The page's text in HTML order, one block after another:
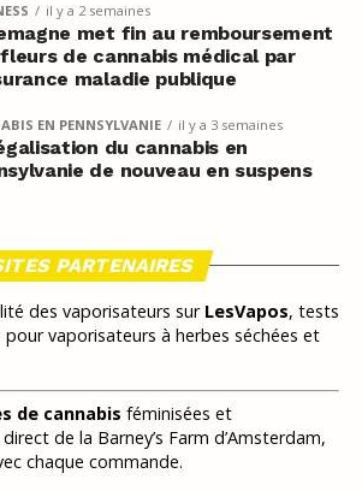
il y a 2 semaines
met fin au remboursement
de cannabis médical par
maladie publique
EN PENNSYLVANIE il y a 3 semaines
du cannabis en
de nouveau en suspens
PARTENAIRES
des vaporisateurs sur LesVapos, tests
pour vaporisateurs à herbes séchées et
de cannabis féminisées et
de la Barney’s Farm d’Amsterdam,
chaque commande.